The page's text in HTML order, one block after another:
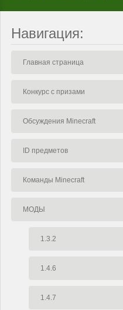
Навигация:
Главная страница
Конкурс с призами
Обсуждения Minecraft
ID предметов
Команды Minecraft
МОДЫ
1.3.2
1.4.6
1.4.7